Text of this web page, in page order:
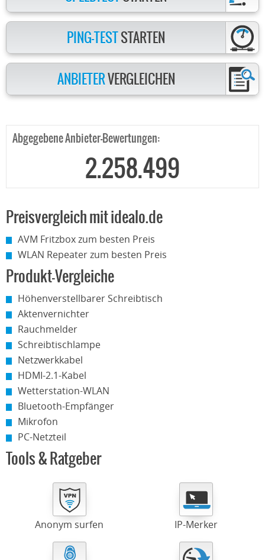
PING-TESTSTARTEN
ANBIETERVERGLEICHEN
Abgegebene Anbieter-Bewertungen:
2.258.499
Preisvergleich mit idealo.de
AVM Fritzbox zum besten Preis
WLAN Repeater zum besten Preis
Produkt-Vergleiche
Höhenverstellbarer Schreibtisch
Aktenvernichter
Rauchmelder
Schreibtischlampe
Netzwerkkabel
HDMI-2.1-Kabel
Wetterstation-WLAN
Bluetooth-Empfänger
Mikrofon
PC-Netzteil
Tools & Ratgeber
Anonym surfen IP-Merker